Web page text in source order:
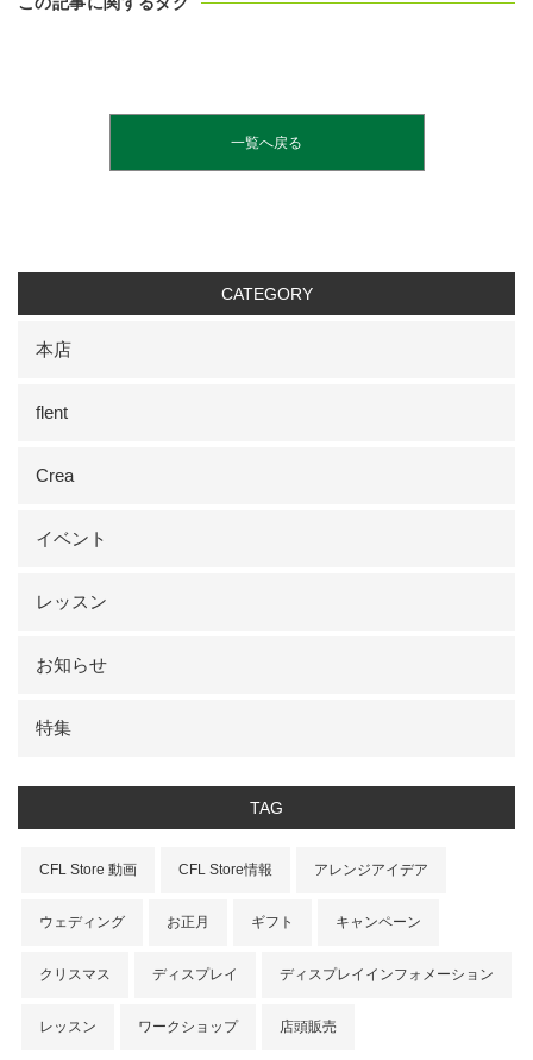
一覧へ戻る
CATEGORY
本店
flent
Crea
イベント
レッスン
お知らせ
特集
TAG
CFL Store 動画 CFL Store情報 アレンジアイデア
ウェディング お正月 ギフト キャンペーン
クリスマス ディスプレイ ディスプレイインフォメーション
レッスン ワークショップ 店頭販売